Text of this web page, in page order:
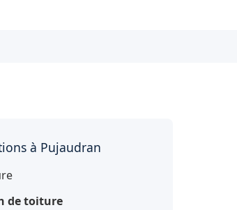
à Pujaudran
de toiture